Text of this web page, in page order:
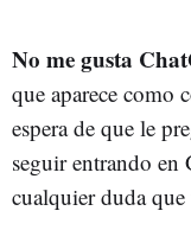
No me gusta
que aparece como
espera de que le
seguir entrando
cualquier duda